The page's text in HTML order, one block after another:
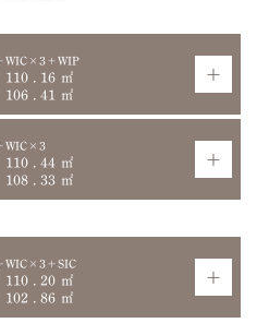
WIC×3＋WIP
110 . 16 ㎡
106 . 41 ㎡
WIC×3
110 . 44 ㎡
108 . 33 ㎡
WIC×3＋SIC
110 . 20 ㎡
102 . 86 ㎡